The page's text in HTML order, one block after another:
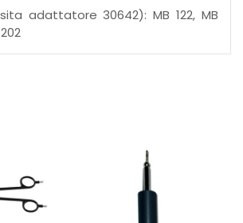
adattatore 30642): MB 122, MB